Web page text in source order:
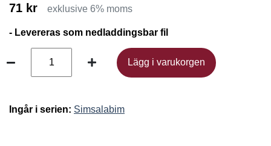
71 kr exklusive 6% moms
- Levereras som nedladdingsbar fil
Lägg i varukorgen
Lägg i varukorgen
Ingår i serien: Simsalabim